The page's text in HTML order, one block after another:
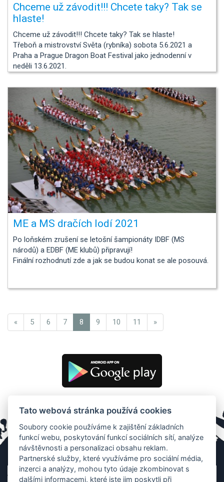
Chceme už závodit!!! Chcete taky? Tak se
hlaste!
Chceme už závodit!!! Chcete taky? Tak se hlaste!
Třeboň a mistrovství Světa (rybníka) sobota 5.6.2021 a
Praha a Prague Dragon Boat Festival jako jednodenní v
neděli 13.6.2021.
ME a MS dračích lodí 2021
Po loňském zrušení se letošní šampionáty IDBF (MS
národů) a EDBF (ME klubů) připravují!
Finální rozhodnutí zde a jak se budou konat se ale posouvá.
« 5 6 7 8 9 10 11 »
Tato webová stránka používá cookies
Soubory cookie používáme k zajištění základních
funkcí webu, poskytování funkcí sociálních sítí, analýze
návštěvnosti a personalizaci obsahu reklam.
Partnerské služby, které využíváme pro sociální média,
inzerci a analýzy, mohou tyto údaje zkombinovat s
dalšími informacemi, které jste jim poskytli při